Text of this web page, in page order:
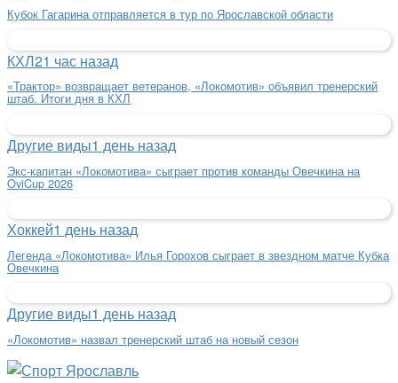
Кубок Гагарина отправляется в тур по Ярославской области
КХЛ21 час назад
«Трактор» возвращает ветеранов, «Локомотив» объявил тренерский
штаб. Итоги дня в КХЛ
Другие виды1 день назад
Экс-капитан «Локомотива» сыграет против команды Овечкина на
OviCup 2026
Хоккей1 день назад
Легенда «Локомотива» Илья Горохов сыграет в звездном матче Кубка
Овечкина
Другие виды1 день назад
«Локомотив» назвал тренерский штаб на новый сезон